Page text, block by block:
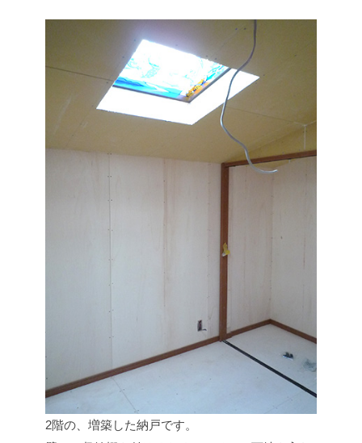
2階の、増築した納戸です。